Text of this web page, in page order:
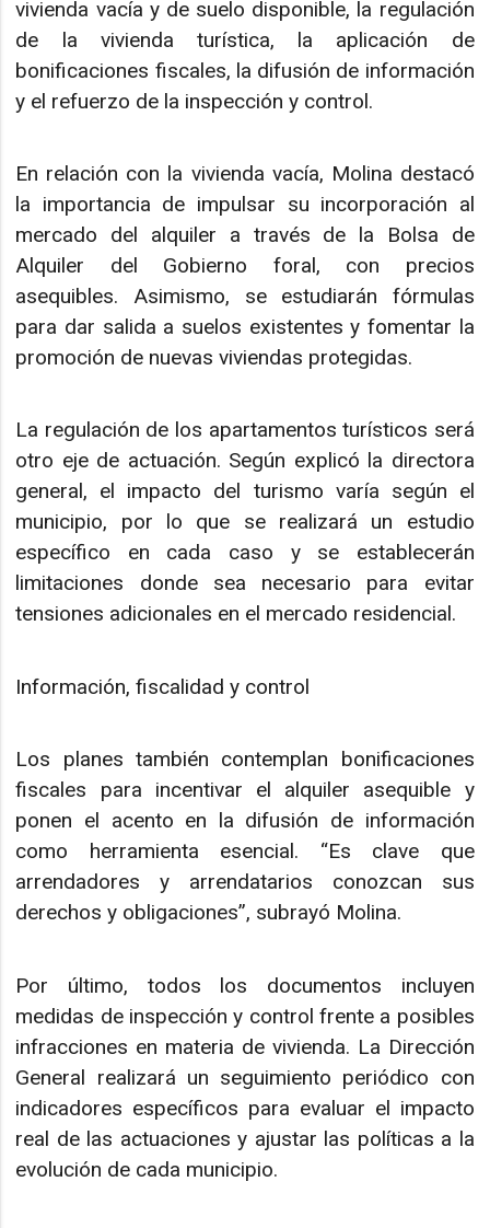
vivienda vacía y de suelo disponible, la regulación
de la vivienda turística, la aplicación de
bonificaciones fiscales, la difusión de información
y el refuerzo de la inspección y control.
En relación con la vivienda vacía, Molina destacó
la importancia de impulsar su incorporación al
mercado del alquiler a través de la Bolsa de
Alquiler del Gobierno foral, con precios
asequibles. Asimismo, se estudiarán fórmulas
para dar salida a suelos existentes y fomentar la
promoción de nuevas viviendas protegidas.
La regulación de los apartamentos turísticos será
otro eje de actuación. Según explicó la directora
general, el impacto del turismo varía según el
municipio, por lo que se realizará un estudio
específico en cada caso y se establecerán
limitaciones donde sea necesario para evitar
tensiones adicionales en el mercado residencial.
Información, fiscalidad y control
Los planes también contemplan bonificaciones
fiscales para incentivar el alquiler asequible y
ponen el acento en la difusión de información
como herramienta esencial. “Es clave que
arrendadores y arrendatarios conozcan sus
derechos y obligaciones”, subrayó Molina.
Por último, todos los documentos incluyen
medidas de inspección y control frente a posibles
infracciones en materia de vivienda. La Dirección
General realizará un seguimiento periódico con
indicadores específicos para evaluar el impacto
real de las actuaciones y ajustar las políticas a la
evolución de cada municipio.